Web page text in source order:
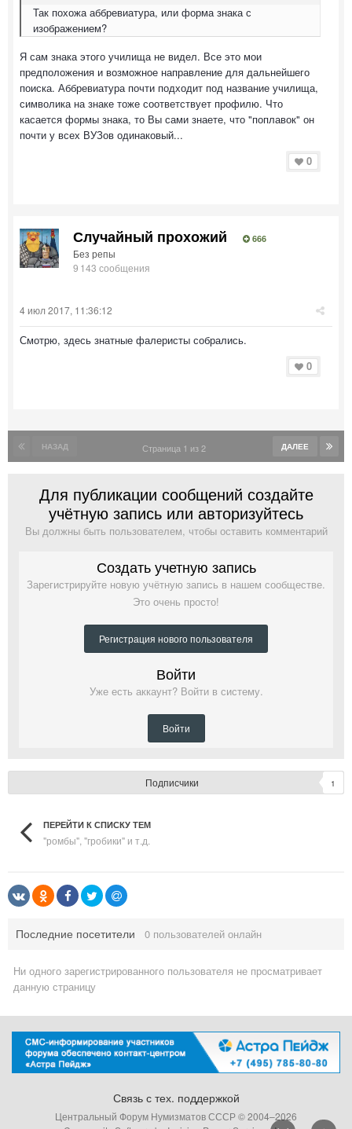
Так похожа аббревиатура, или форма знака с
изображением?
Я сам знака этого училища не видел. Все это мои
предположения и возможное направление для дальнейшего
поиска. Аббревиатура почти подходит под название училища,
символика на знаке тоже соответствует профилю. Что
касается формы знака, то Вы сами знаете, что "поплавок" он
почти у всех ВУЗов одинаковый...
0
Случайный прохожий 666
Без репы
9 143 сообщения
4 июл 2017, 11:36:12
Смотрю, здесь знатные фалеристы собрались.
0
НАЗАД ДАЛЕЕ
Страница 1 из 2
Для публикации сообщений создайте
учётную запись или авторизуйтесь
Вы должны быть пользователем, чтобы оставить комментарий
Создать учетную запись
Зарегистрируйте новую учётную запись в нашем сообществе.
Это очень просто!
Регистрация нового пользователя
Войти
Уже есть аккаунт? Войти в систему.
Войти
Подписчики 1
ПЕРЕЙТИ К СПИСКУ ТЕМ
"ромбы", "гробики" и т.д.
Последние посетители 0 пользователей онлайн
Ни одного зарегистрированного пользователя не просматривает
данную страницу
Связь с тех. поддержкой
Центральный Форум Нумизматов СССР © 2004–2026